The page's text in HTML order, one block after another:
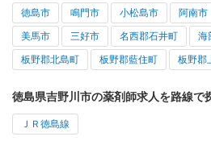
徳島市 鳴門市 小松島市 阿南市
美馬市 三好市 名西郡石井町 海
板野郡北島町 板野郡藍住町 板野郡
徳島県吉野川市の薬剤師求人を路線で
ＪＲ徳島線